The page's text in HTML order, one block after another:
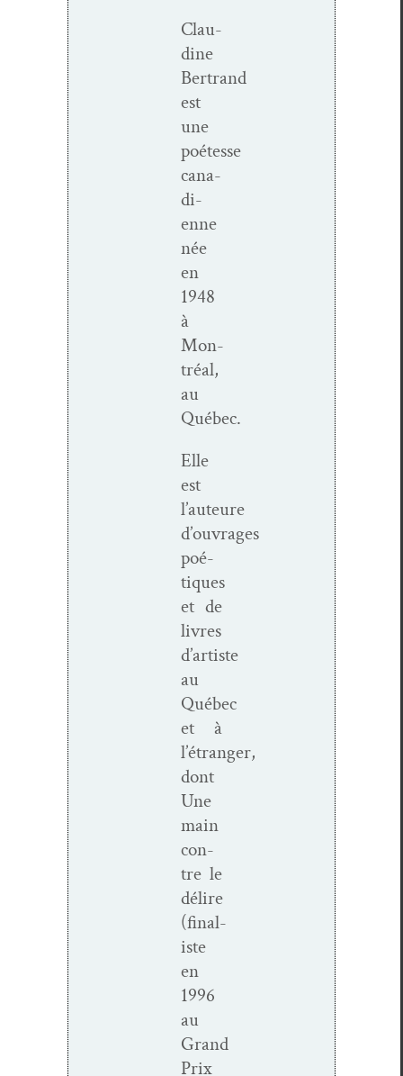
Clau­
dine
Bertrand
est
une
poétesse
cana­
di­
enne
née
en
1948
à
Mon­
tréal,
au
Québec.
Elle
est
l’auteure
d’ouvrages
poé­
tiques
et de
livres
d’artiste
au
Québec
et à
l’étranger,
dont
Une
main
con­
tre le
délire
(final­
iste
en
1996
au
Grand
Prix